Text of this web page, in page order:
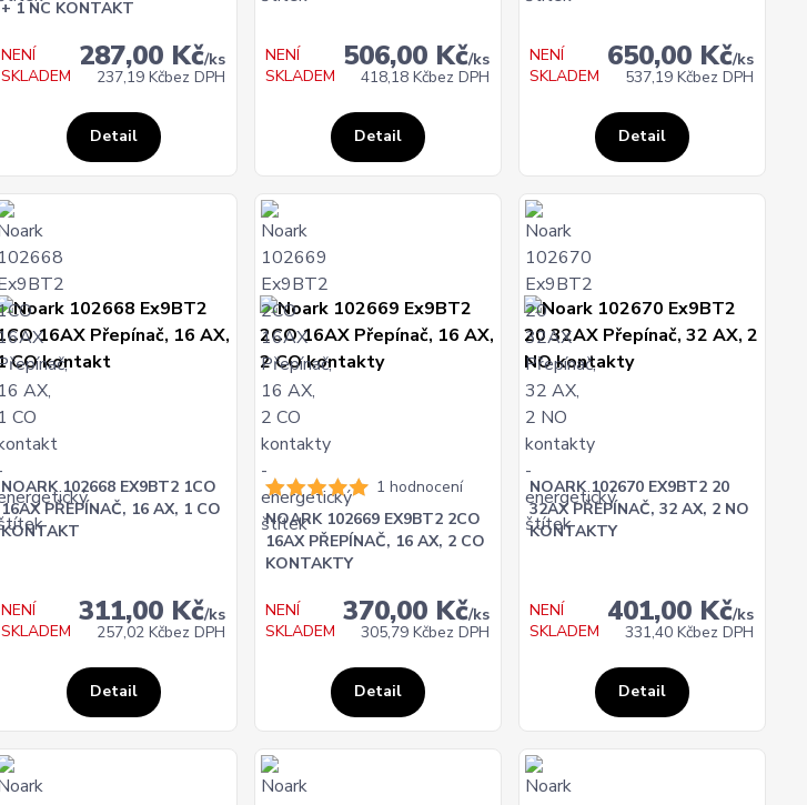
+ 1 NC KONTAKT
287,00 Kč/ks
237,19 Kčbez DPH
NENÍ
SKLADEM
Detail
506,00 Kč/ks
418,18 Kčbez DPH
NENÍ
SKLADEM
Detail
650,00 Kč/ks
537,19 Kčbez DPH
NENÍ
SKLADEM
Detail
NOARK 102668 EX9BT2 1CO
16AX PŘEPÍNAČ, 16 AX, 1 CO
KONTAKT
311,00 Kč/ks
257,02 Kčbez DPH
NENÍ
SKLADEM
Detail
1 hodnocení
NOARK 102669 EX9BT2 2CO
16AX PŘEPÍNAČ, 16 AX, 2 CO
KONTAKTY
370,00 Kč/ks
305,79 Kčbez DPH
NENÍ
SKLADEM
Detail
NOARK 102670 EX9BT2 20
32AX PŘEPÍNAČ, 32 AX, 2 NO
KONTAKTY
401,00 Kč/ks
331,40 Kčbez DPH
NENÍ
SKLADEM
Detail